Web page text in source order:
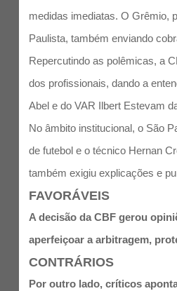
medidas imediatas. O Grêmio,
Paulista, também enviando
Repercutindo as polêmicas, a
dos profissionais, dando a
Abel e do VAR Ilbert Estevam
No âmbito institucional, o São
de futebol e o técnico Hernan
também exigiu explicações e
FAVORÁVEIS
A decisão da CBF gerou
aperfeiçoar a arbitragem,
CONTRÁRIOS
Por outro lado, críticos